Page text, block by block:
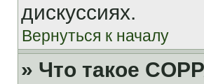
дискуссиях.
Вернуться к началу
» Что такое